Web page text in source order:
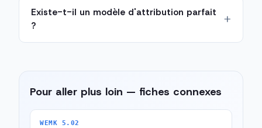
Existe-t-il un modèle d'attribution parfait
?
Pour aller plus loin — fiches connexes
WEMK 5.02